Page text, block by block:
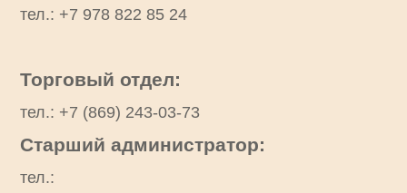
тел.: +7 978 822 85 24
Торговый отдел:
тел.: +7 (869) 243-03-73
Старший администратор:
тел.: